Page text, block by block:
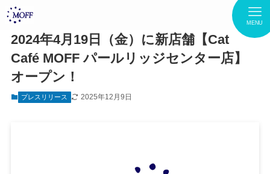
MENU
2024年4月19日（金）に新店舗【Cat
Café MOFF パールリッジセンター店】
オープン！
プレスリリース 2025年12月9日